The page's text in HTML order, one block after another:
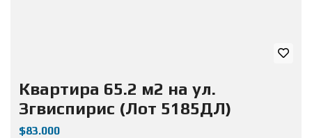
Квартира 65.2 м2 на ул.
Згвиспирис (Лот 5185ДЛ)
$83.000